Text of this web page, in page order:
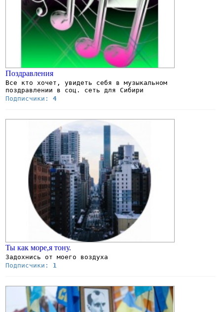
Поздравления
Все кто хочет, увидеть себя в музыкальном
поздравлении в соц. сеть для Сибири
Подписчики: 4
Ты как море,я тону.
Задохнись от моего воздуха
Подписчики: 1